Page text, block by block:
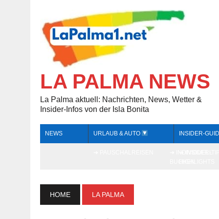
LA PALMA NEWS
La Palma aktuell: Nachrichten, News, Wetter &
Insider-Infos von der Isla Bonita
NEWS URLAUB & AUTO INSIDER-
HOME LA PALMA